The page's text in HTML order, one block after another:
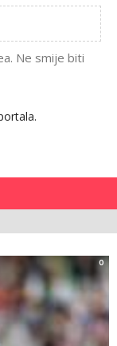
Ne smije biti
0